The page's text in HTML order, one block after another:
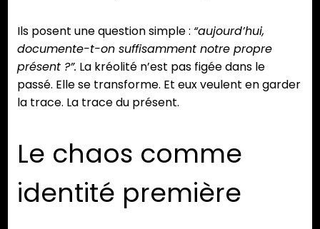
Ils posent une question simple : “aujourd’hui,
documente-t-on suffisamment notre propre
présent ?”. La kréolité n’est pas figée dans le
passé. Elle se transforme. Et eux veulent en garder
la trace. La trace du présent.
Le chaos comme
identité première